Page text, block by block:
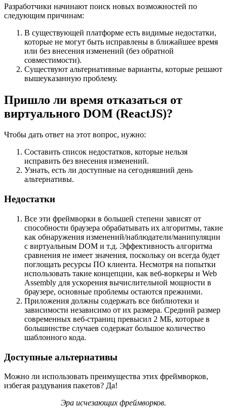
Разработчики начинают поиск новых возможностей по
следующим причинам:
В существующей платформе есть видимые недостатки,
которые не могут быть исправлены в ближайшее время
или без внесения изменений (без обратной
совместимости).
Существуют альтернативные варианты, которые решают
вышеуказанную проблему.
Пришло ли время отказаться от
виртуального DOM (ReactJS)?
Чтобы дать ответ на этот вопрос, нужно:
Составить список недостатков, которые нельзя
исправить без внесения изменений.
Узнать, есть ли доступные на сегодняшний день
альтернативы.
Недостатки
Все эти фреймворки в большей степени зависят от
способности браузера обрабатывать их алгоритмы, такие
как обнаружения изменений/наблюдатели/манипуляции
с виртуальным DOM и т.д. Эффективность алгоритма
сравнения не имеет значения, поскольку он всегда будет
поглощать ресурсы ПО клиента. Несмотря на попытки
использовать такие концепции, как веб-воркеры и Web
Assembly для ускорения вычислительной мощности в
браузере, основные проблемы остаются прежними.
Приложения должны содержать все библиотеки и
зависимости независимо от их размера. Средний размер
современных веб-страниц превысил 2 МБ, которые в
большинстве случаев содержат большое количество
шаблонного кода.
Доступные альтернативы
Можно ли использовать преимущества этих фреймворков,
избегая раздувания пакетов? Да!
Эра исчезающих фреймворков.